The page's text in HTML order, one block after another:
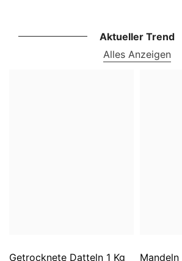
Aktueller Trend
Alles Anzeigen
Getrocknete Datteln 1 Kg
Mandeln